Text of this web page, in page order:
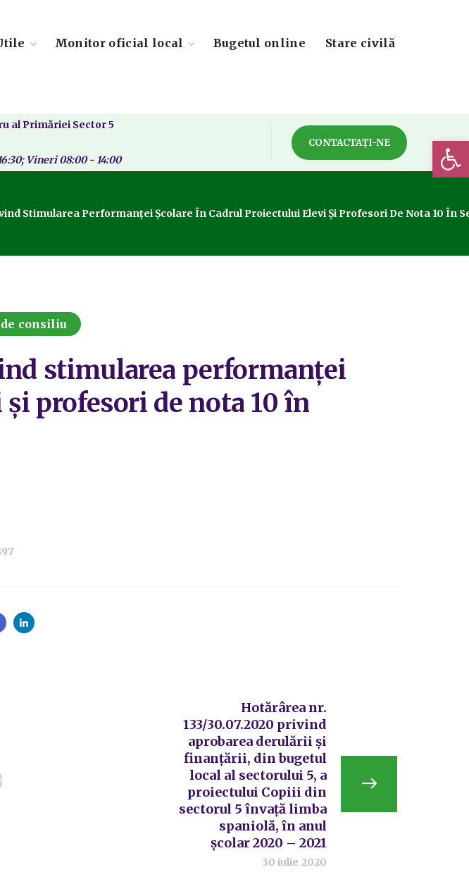
Monitor oficial local Bugetul online Stare civilă
al Primăriei Sector 5
Vineri 08:00 - 14:00
CONTACTAȚI-NE
Stimularea Performanței Școlare În Cadrul Proiectului Elevi Și Profesori De Nota 10 În
consiliu
stimularea performanței
profesori de nota 10 în
Hotărârea nr.
133/30.07.2020 privind
aprobarea derulării și
finanțării, din bugetul
local al sectorului 5, a
proiectului Copiii din
sectorul 5 învață limba
spaniolă, în anul
școlar 2020 – 2021
30 iulie 2020